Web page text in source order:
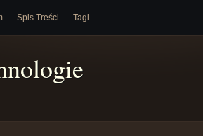
Spis Treści Tagi